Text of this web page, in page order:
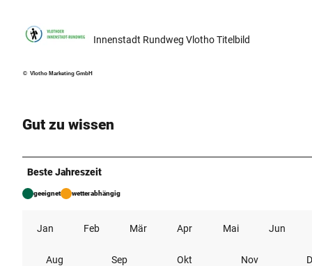
© Vlotho Marketing GmbH
Innenstadt Rundweg Vlotho Titelbild
Gut zu wissen
Beste Jahreszeit
geeignet wetterabhängig
Jan Feb Mär Apr Mai Jun
Aug Sep Okt Nov